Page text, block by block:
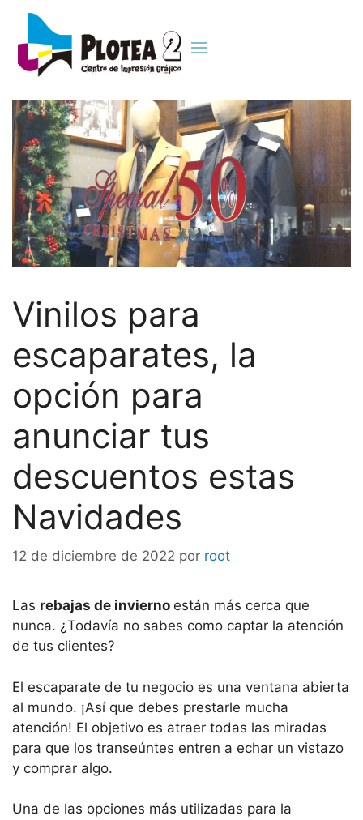
Vinilos para
escaparates, la
opción para
anunciar tus
descuentos estas
Navidades
12 de diciembre de 2022 por root
Las rebajas de invierno están más cerca que
nunca. ¿Todavía no sabes como captar la atención
de tus clientes?
El escaparate de tu negocio es una ventana abierta
al mundo. ¡Así que debes prestarle mucha
atención! El objetivo es atraer todas las miradas
para que los transeúntes entren a echar un vistazo
y comprar algo.
Una de las opciones más utilizadas para la